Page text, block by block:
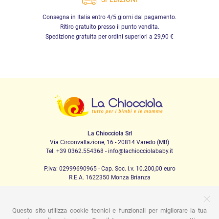
Consegna in Italia entro 4/5 giorni dal pagamento.
Ritiro gratuito presso il punto vendita.
Spedizione gratuita per ordini superiori a 29,90 €
La Chiocciola Srl
Via Circonvallazione, 16 - 20814 Varedo (MB)
Tel. +39 0362.554368 - info@lachiocciolababy.it
P.iva: 02999690965 - Cap. Soc. i.v. 10.200,00 euro
R.E.A. 1622350 Monza Brianza
PRODOTTI
Questo sito utilizza cookie tecnici e funzionali per migliorare la tua